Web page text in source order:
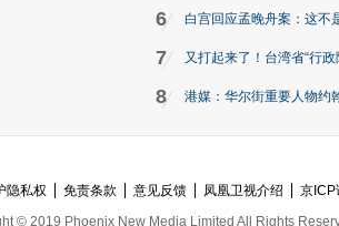
6 白宫回应孟晚舟案：这不
7 又打起来了！台湾省“行
8 港媒：华尔街重要人物约
隐私权 免责条款 意见反馈 凤凰卫视介绍
京
© 2019 Phoenix New Media Limited All Rights